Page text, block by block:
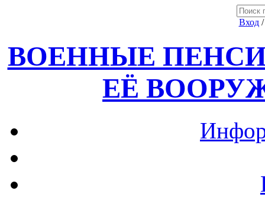
Вход
ВОЕННЫЕ
ЕЁ